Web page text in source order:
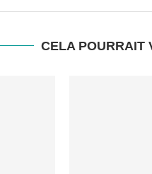
CELA POURRAIT